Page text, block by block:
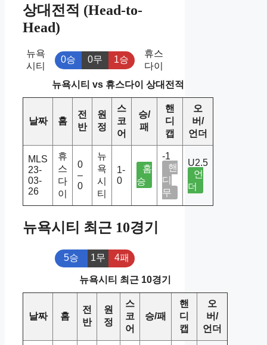
상대전적 (Head-to-
Head)
뉴욕
시티
0승 0무 1승
휴스
다이
뉴욕시티 vs 휴스다이 상대전적
날짜 홈
전
반
원
정
스
코
어
승/
패
핸
디
캡
오
버/
언더
MLS
23-
03-
26
휴
스
다
이
0
–
0
뉴
욕
시
티
1-
0
홈
승
-1
핸
디
무
U2.5
언
더
뉴욕시티 최근 10경기
5승 1무 4패
뉴욕시티 최근 10경기
날짜 홈
전
반
원
정
스
코
어
승/패
핸
디
캡
오
버/
언더